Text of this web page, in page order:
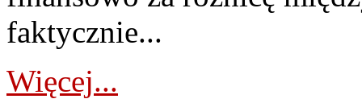
faktycznie...
Więcej...